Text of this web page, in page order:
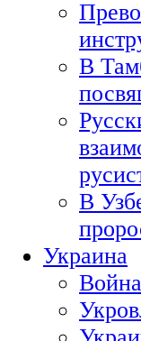
В
В
Украина
Война